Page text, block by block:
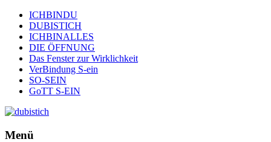
ICHBINDU
DUBISTICH
ICHBINALLES
DIE ÖFFNUNG
Das Fenster zur Wirklichkeit
VerBindung S-ein
SO-SEIN
GoTT S-EIN
Menü